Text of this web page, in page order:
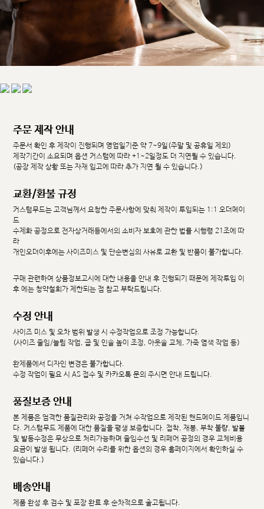
주문 제작 안내
주문서 확인 후 제작이 진행되며 영업일기준 약 7~9일(주말 및 공휴일 제외)
제작기간이 소요되며 옵션 커스텀에 따라 +1~2일정도 더 지연될 수 있습니다.
(공장 제작 상황 또는 자재 입고에 따라 추가 지연 될 수 있습니다.)
교환/환불 규정
커스텀무드는 고객님께서 요청한 주문사항에 맞춰 제작이 투입되는 1:1 오더메이
드
수제화 공정으로 전자상거래등에서의 소비자 보호에 관한 법률 시행령 21조에 따
라
개인오더이후에는 사이즈미스 및 단순변심의 사유로 교환 및 반품이 불가합니다.
구매 관련하여 상품정보고시에 대한 내용을 안내 후 진행되기 때문에 제작투입 이
후 에는 청약철회가 제한되는 점 참고 부탁드립니다.
수정 안내
사이즈 미스 및 오차 범위 발생 시 수정작업으로 조정 가능합니다.
(사이즈 줄임/늘림 작업, 굽 및 인솔 높이 조정, 아웃솔 교체, 가죽 염색 작업 등)
완제품에서 디자인 변경은 불가합니다.
수정 작업이 필요 시 AS 접수 및 카카오톡 문의 주시면 안내 드립니다.
품질보증 안내
본 제품은 엄격한 품질관리와 공정을 거쳐 수작업으로 제작된 핸드메이드 제품입니
다. 커스텀무드 제품에 대한 품질을 평생 보증합니다. 접착, 재봉, 부착 불량, 발볼
및 발등수정은 무상으로 처리가능하며 줄임수선 및 리페어 공정의 경우 교체비용
요금이 발생 됩니다. (리페어 수리를 위한 옵션의 경우 홈페이지에서 확인하실 수
있습니다.)
배송안내
제품 완성 후 검수 및 포장 완료 후 순차적으로 출고됩니다.